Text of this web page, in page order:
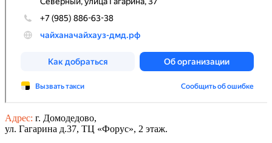
Адрес: г. Домодедово,
ул. Гагарина д.37, ТЦ «Форус», 2 этаж.